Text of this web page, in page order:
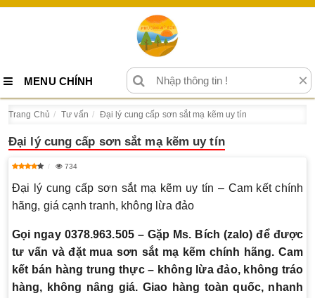
MENU CHÍNH ×
Trang Chủ Tư vấn Đại lý cung cấp sơn sắt mạ kẽm uy tín
Đại lý cung cấp sơn sắt mạ kẽm uy tín
734
Đại lý cung cấp sơn sắt mạ kẽm uy tín – Cam kết chính
hãng, giá cạnh tranh, không lừa đảo
Gọi ngay 0378.963.505 – Gặp Ms. Bích (zalo) để được
tư vấn và đặt mua sơn sắt mạ kẽm chính hãng. Cam
kết bán hàng trung thực – không lừa đảo, không tráo
hàng, không nâng giá. Giao hàng toàn quốc, nhanh